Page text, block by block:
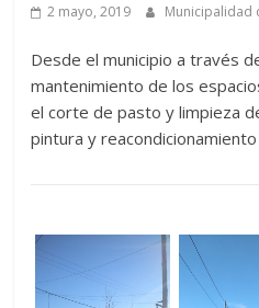
2 mayo, 2019 Municipalidad
Desde el municipio a través
mantenimiento de los
el corte de pasto y limpieza
pintura y